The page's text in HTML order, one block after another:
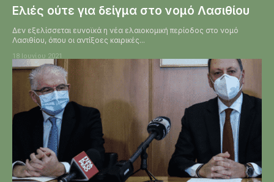
Ελιές ούτε για δείγμα στο νομό Λασιθίου
Δεν εξελίσσεται ευνοϊκά η νέα ελαιοκομική περίοδος στο νομό
Λασιθίου, όπου οι αντίξοες καιρικές...
18 Ιουνίου 2021